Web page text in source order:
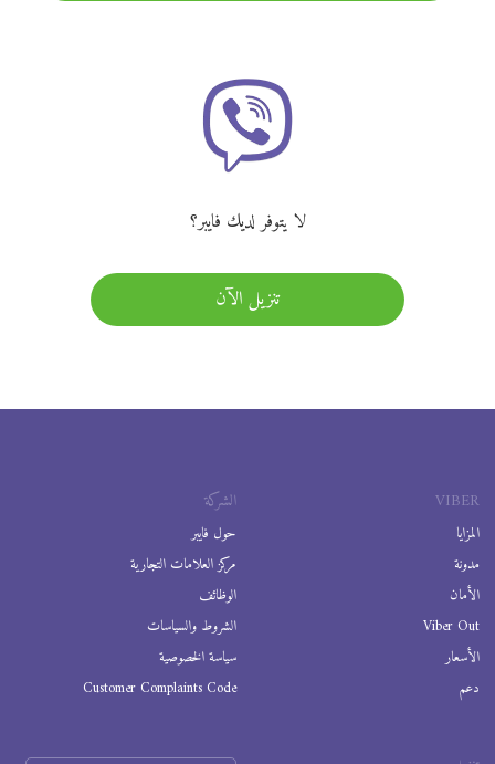
لا يتوفر لديك فايبر؟
تنزيل الآن
VIBER
المزايا
مدونة
الأمان
Viber Out
الأسعار
دعم
الشركة
حول فايبر
مركز العلامات التجارية
الوظائف
الشروط والسياسات
سياسة الخصوصية
Customer Complaints Code